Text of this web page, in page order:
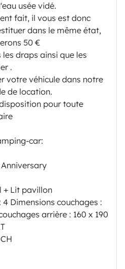
usée vidé.
fait, il vous est donc
dans le même état,
50 €
draps ainsi que les
.
votre véhicule dans notre
de location.
pour toute
car:
+ Lit pavillon
Dimensions couchages :
arrière : 160 x 190